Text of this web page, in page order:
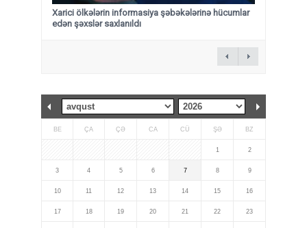
Xarici ölkələrin informasiya şəbəkələrinə hücumlar
edən şəxslər saxlanıldı
BE ÇA ÇƏ CA CÜ ŞƏ BZ
1 2
3 4 5 6 7 8 9
10 11 12 13 14 15 16
17 18 19 20 21 22 23